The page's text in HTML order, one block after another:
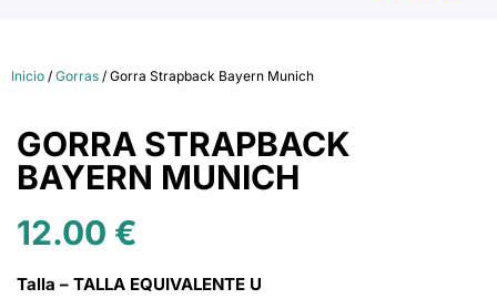
Inicio / Gorras / Gorra Strapback Bayern Munich
GORRA STRAPBACK
BAYERN MUNICH
12.00 €
Talla – TALLA EQUIVALENTE U